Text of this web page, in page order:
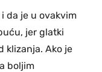
da je u ovakvim
jer glatki
klizanja. Ako je
boljim